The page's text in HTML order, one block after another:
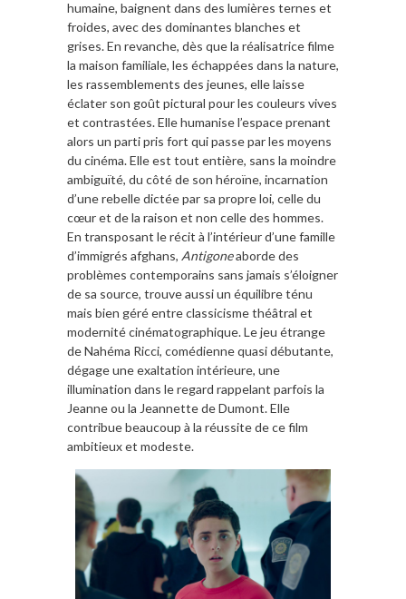
humaine, baignent dans des lumières ternes et
froides, avec des dominantes blanches et
grises. En revanche, dès que la réalisatrice filme
la maison familiale, les échappées dans la nature,
les rassemblements des jeunes, elle laisse
éclater son goût pictural pour les couleurs vives
et contrastées. Elle humanise l’espace prenant
alors un parti pris fort qui passe par les moyens
du cinéma. Elle est tout entière, sans la moindre
ambiguïté, du côté de son héroïne, incarnation
d’une rebelle dictée par sa propre loi, celle du
cœur et de la raison et non celle des hommes.
En transposant le récit à l’intérieur d’une famille
d’immigrés afghans, Antigoneaborde des
problèmes contemporains sans jamais s’éloigner
de sa source, trouve aussi un équilibre ténu
mais bien géré entre classicisme théâtral et
modernité cinématographique. Le jeu étrange
de Nahéma Ricci, comédienne quasi débutante,
dégage une exaltation intérieure, une
illumination dans le regard rappelant parfois la
Jeanne ou la Jeannette de Dumont. Elle
contribue beaucoup à la réussite de ce film
ambitieux et modeste.